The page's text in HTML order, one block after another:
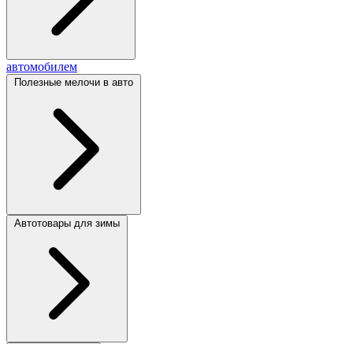
автомобилем
Полезные мелочи в авто
Автотовары для зимы